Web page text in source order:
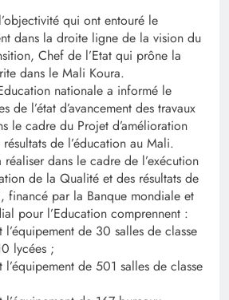
qui ont entouré le
dans la droite ligne de la vision du
Chef de l’Etat qui prône la
dans le Mali Koura.
nationale a informé le
de l’état d’avancement des travaux
le cadre du Projet d’amélioration
de l’éducation au Mali.
réaliser dans le cadre de l’exécution
de la Qualité et des résultats de
financé par la Banque mondiale et
pour l’Education comprennent :
de 30 salles de classe
lycées ;
de 501 salles de classe